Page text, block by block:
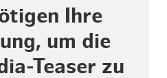
Ihre
um die
Teaser zu